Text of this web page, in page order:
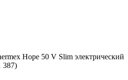
Hope 50 V Slim электрический
387)